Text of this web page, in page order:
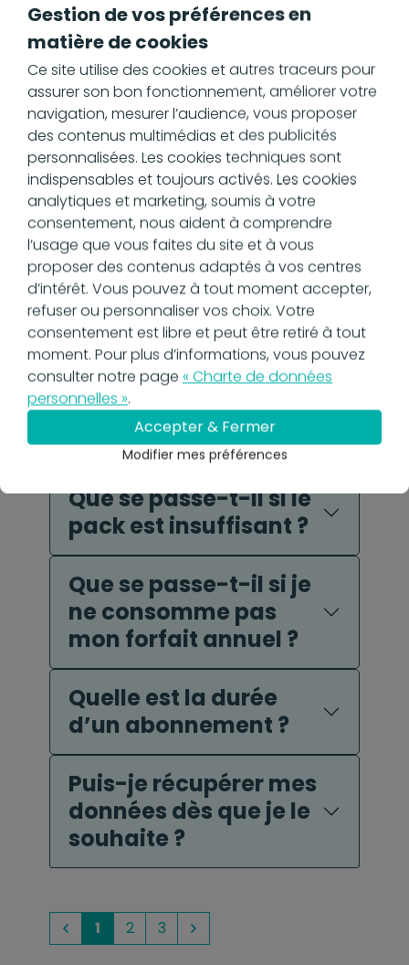
Mon expert-
comptable peut-il
avoir accès à gedly ?
Comment calculez-
vous mon
abonnement ?
Dois-je payer à
chaque action
effectuée sur un
document ?
Quels sont les coûts
de stockage et
d'archivage ?
Que se passe-t-il si le
pack est insuffisant ?
Que se passe-t-il si je
ne consomme pas
mon forfait annuel ?
Quelle est la durée
d’un abonnement ?
Puis-je récupérer mes
données dès que je le
souhaite ?
Précédent
1 2 3 Suivant
Gestion de vos préférences en
matière de cookies
Ce site utilise des cookies et autres traceurs pour
assurer son bon fonctionnement, améliorer votre
navigation, mesurer l’audience, vous proposer
des contenus multimédias et des publicités
personnalisées. Les cookies techniques sont
indispensables et toujours activés. Les cookies
analytiques et marketing, soumis à votre
consentement, nous aident à comprendre
l’usage que vous faites du site et à vous
proposer des contenus adaptés à vos centres
d’intérêt. Vous pouvez à tout moment accepter,
refuser ou personnaliser vos choix. Votre
consentement est libre et peut être retiré à tout
moment. Pour plus d’informations, vous pouvez
consulter notre page « Charte de données
personnelles ».
Accepter & Fermer
Modifier mes préférences